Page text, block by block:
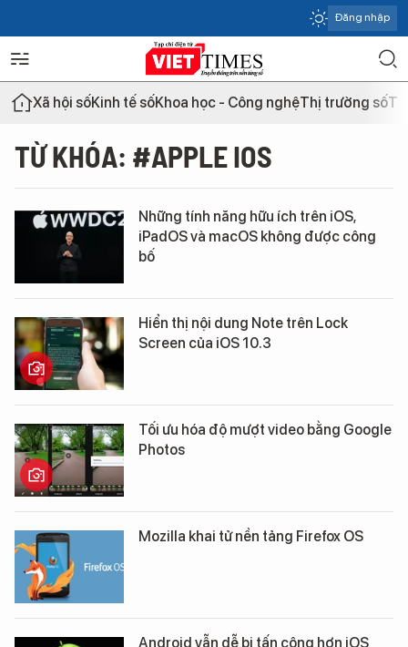
Đăng nhập
Xã hội sốKinh tế sốKhoa học - Công nghệThị trường số
TỪ KHÓA: #APPLE IOS
Những tính năng hữu ích trên iOS,
iPadOS và macOS không được công
bố
Hiển thị nội dung Note trên Lock
Screen của iOS 10.3
Tối ưu hóa độ mượt video bằng Google
Photos
Mozilla khai tử nền tảng Firefox OS
Android vẫn dễ bị tấn công hơn iOS